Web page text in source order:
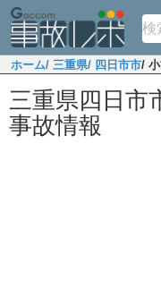
ホーム/ 三重県/ 四日市市/
三重県四日市
事故情報